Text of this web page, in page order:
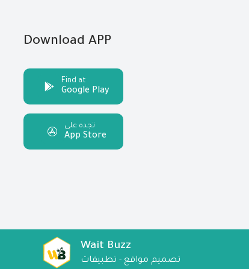
Download APP
Find at
Google Play
تجده على
App Store
Wait Buzz
تصميم مواقع - تطبيقات